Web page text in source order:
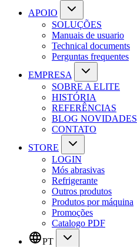
APOIO
SOLUÇÕES
Manuais de usuario
Technical documents
Perguntas frequentes
EMPRESA
SOBRE A ELITE
HISTÓRIA
REFERÊNCIAS
BLOG NOVIDADES
CONTATO
STORE
LOGIN
Mós abrasivas
Refrigerante
Outros produtos
Produtos por máquina
Promoções
Catalogo PDF
PT